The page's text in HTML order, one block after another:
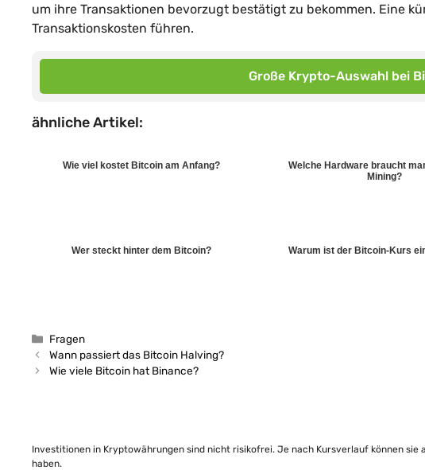
um ihre Transaktionen bevorzugt bestätigt zu bekommen. Eine
Transaktionskosten führen.
Große Krypto-Auswahl bei
ähnliche Artikel:
Wie viel kostet Bitcoin am Anfang?
Welche Hardware braucht
Mining?
Wer steckt hinter dem Bitcoin? Warum ist der Bitcoin-Kurs
Kategorien
Fragen
Wann passiert das Bitcoin Halving?
Wie viele Bitcoin hat Binance?
Investitionen in Kryptowährungen sind nicht risikofrei. Je nach Kursverlauf können
haben.